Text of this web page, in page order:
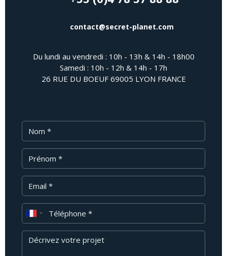
contact@secret-planet.com
Du lundi au vendredi : 10h - 13h & 14h - 18h00
Samedi : 10h - 12h & 14h - 17h
26 RUE DU BOEUF 69005 LYON FRANCE
Prénom
Téléphone
Message